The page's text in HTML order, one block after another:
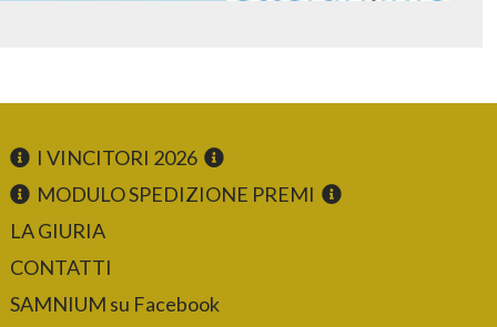
I VINCITORI 2026
MODULO SPEDIZIONE PREMI
LA GIURIA
CONTATTI
SAMNIUM su Facebook